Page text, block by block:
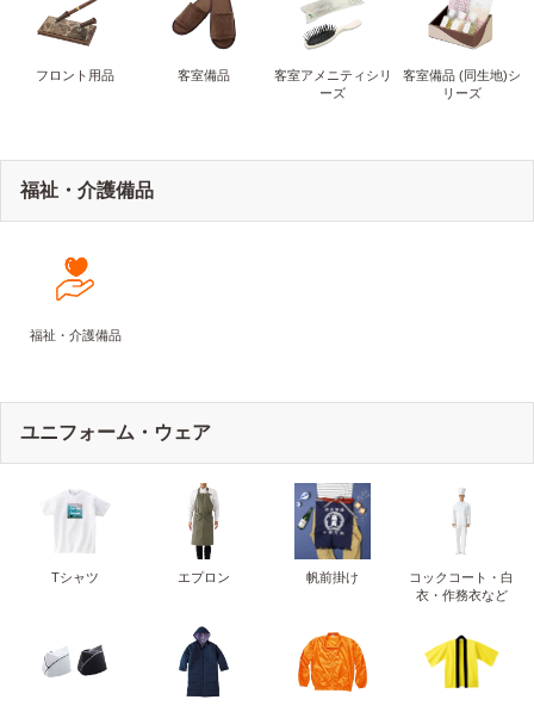
フロント用品 客室備品
客室アメニティシリ
ーズ
客室備品 (同生地)シ
リーズ
福祉・介護備品
福祉・介護備品
ユニフォーム・ウェア
Tシャツ エプロン 帆前掛け
コックコート・白
衣・作務衣など